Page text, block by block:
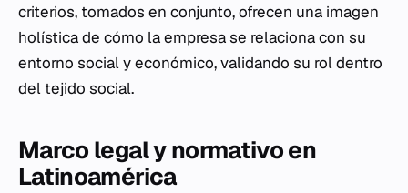
criterios, tomados en conjunto, ofrecen una imagen
holística de cómo la empresa se relaciona con su
entorno social y económico, validando su rol dentro
del tejido social.
Marco legal y normativo en
Latinoamérica